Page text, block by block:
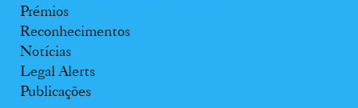
Prémios
Reconhecimentos
Notícias
Legal Alerts
Publicações